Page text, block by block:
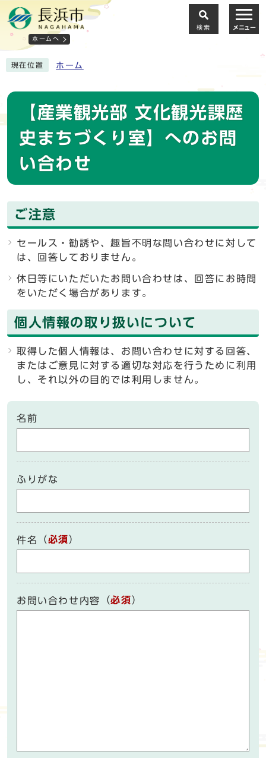
ホームへ
検索 メニュー
現在位置 ホーム
【産業観光部 文化観光課歴
史まちづくり室】へのお問
い合わせ
ご注意
セールス・勧誘や、趣旨不明な問い合わせに対して
は、回答しておりません。
休日等にいただいたお問い合わせは、回答にお時間
をいただく場合があります。
個人情報の取り扱いについて
取得した個人情報は、お問い合わせに対する回答、
またはご意見に対する適切な対応を行うために利用
し、それ以外の目的では利用しません。
名前
ふりがな
件名 （必須）
お問い合わせ内容 （必須）